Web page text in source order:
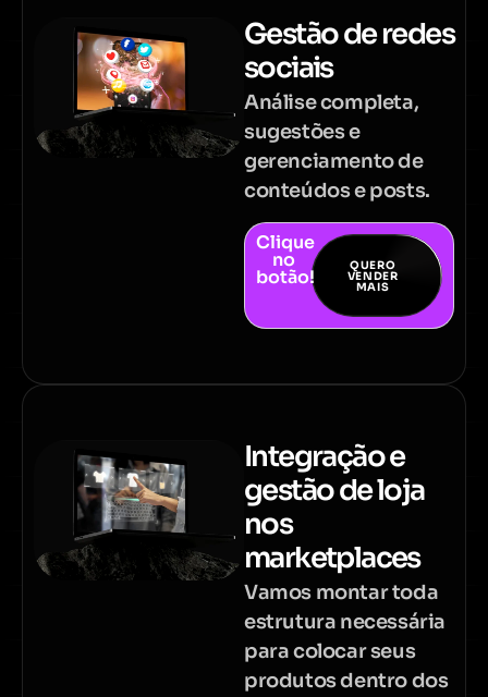
Gestão de redes
sociais
Análise completa,
sugestões e
gerenciamento de
conteúdos e posts.
QUERO
VENDER
MAIS
Clique
no
botão!
Integração e
gestão de loja
nos
marketplaces
Vamos montar toda
estrutura necessária
para colocar seus
produtos dentro dos